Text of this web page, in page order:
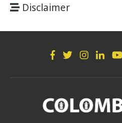
Disclaimer